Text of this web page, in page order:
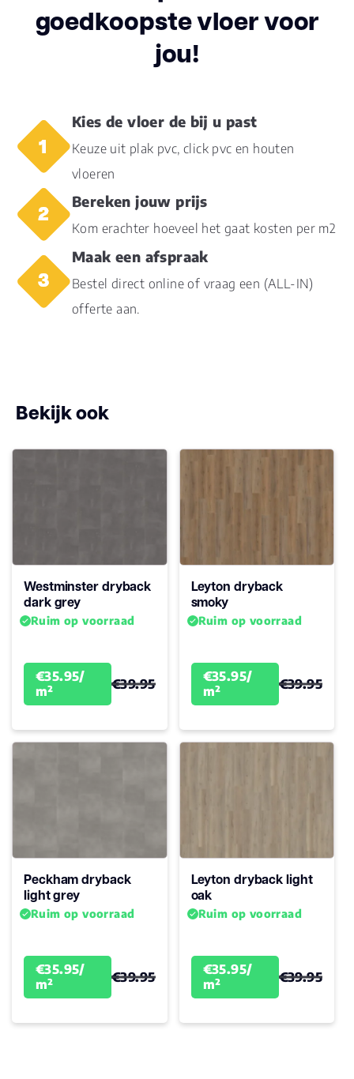
3.3450
Dikte toplaag
(mm)
0.55
Dikte plank (mm)
Dessin registered embossed
Gebruiksklasse 23, 33, 42
Antistatisch
(jaren)
goedkoopste vloer voor
jou!
Kies de vloer de bij u past
Keuze uit plak pvc, click pvc en houten
vloeren
Bereken jouw prijs
Kom erachter hoeveel het gaat kosten per m2
Maak een afspraak
Bestel direct online of vraag een (ALL-IN)
offerte aan.
Bekijk ook
Westminster dryback
dark grey
Ruim op voorraad
€35.95/
m²
€39.95
Leyton dryback
smoky
Ruim op voorraad
€35.95/
m²
€39.95
Peckham dryback
light grey
Ruim op voorraad
€35.95/
m²
€39.95
Leyton dryback light
oak
Ruim op voorraad
€35.95/
m²
€39.95